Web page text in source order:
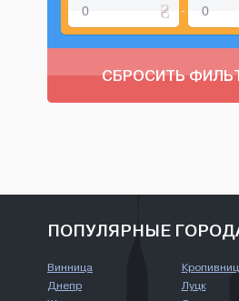
-
СБРОСИТЬ
ПОПУЛЯРНЫЕ
Винница
Днепр
Луцк